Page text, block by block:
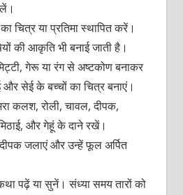
चित्र या प्रतिमा स्थापित करें।
की आकृति भी बनाई जाती है।
गेरू या रंग से अष्टकोण बनाकर
और सेई के बच्चों का चित्र बनाएं।
कलश, रोली, चावल, दीपक,
और गेहूं के दाने रखें।
जलाएं और उन्हें फूल अर्पित
पढ़ें या सुनें। संध्या समय तारों को